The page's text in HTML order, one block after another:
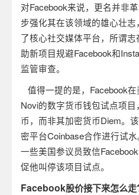
对Facebook来说，更名并非
步强化其在该领域的雄心壮
了核心社交媒体平台，所谓
助新项目规避Facebook和
监管审查。
值得一提的是， Facebook在
Novi的数字货币钱包试点项目
币，而非其加密货币Diem。
密平台Coinbase合作进行试水
一些美国参议员致信Facebook
促他叫停该项目试点。
Facebook股价接下来怎么走